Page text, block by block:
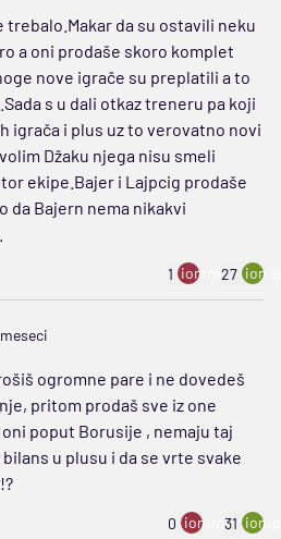
trebalo.Makar da su ostavili neku
a oni prodaše skoro komplet
nove igrače su preplatili a to
s u dali otkaz treneru pa koji
igrača i plus uz to verovatno novi
Džaku njega nisu smeli
ekipe.Bajer i Lajpcig prodaše
da Bajern nema nikakvi
1 ion:minus
27
meseci
ogromne pare i ne dovedeš
pritom prodaš sve iz one
poput Borusije , nemaju taj
u plusu i da se vrte svake
0 ion:minus
31